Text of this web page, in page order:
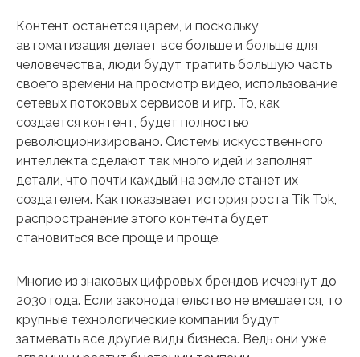
Контент останется царем, и поскольку
автоматизация делает все больше и больше для
человечества, люди будут тратить большую часть
своего времени на просмотр видео, использование
сетевых потоковых сервисов и игр. То, как
создается контент, будет полностью
революционизировано. Системы искусственного
интеллекта сделают так много идей и заполнят
детали, что почти каждый на земле станет их
создателем. Как показывает история роста Tik Tok,
распространение этого контента будет
становиться все проще и проще.
Многие из знаковых цифровых брендов исчезнут до
2030 года. Если законодательство не вмешается, то
крупные технологические компании будут
затмевать все другие виды бизнеса. Ведь они уже